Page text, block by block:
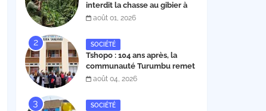
interdit la chasse au gibier à
poil et à plume du 1er août au
août 01, 2026
SOCIÉTÉ
Tshopo : 104 ans après, la
communauté Turumbu remet
enfin son cahier des charges à
structurants proposés
août 04, 2026
SOCIÉTÉ